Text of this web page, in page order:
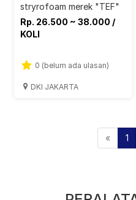
stryrofoam merek "TEF"
Rp. 26.500 ~ 38.000 /
KOLI
0 (belum ada ulasan)
DKI JAKARTA
« 1